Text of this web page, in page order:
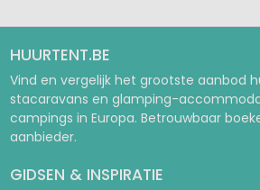
HUURTENT.BE
Vind en vergelijk het grootste aanbod
stacaravans en glamping-
campings in Europa. Betrouwbaar
aanbieder.
GIDSEN & INSPIRATIE